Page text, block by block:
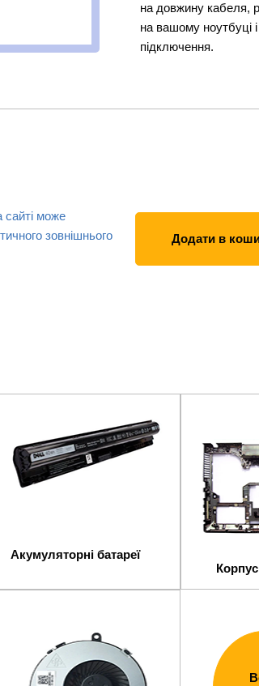
на довжину кабеля,
на вашому ноутбуці
підключення.
сайті може
зовнішнього
Додати в
Акумуляторні батареї